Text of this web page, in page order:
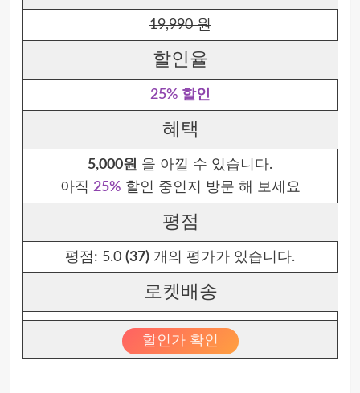
19,990 원
할인율
25% 할인
혜택
5,000원 을 아낄 수 있습니다.
아직 25% 할인 중인지 방문 해 보세요
평점
평점: 5.0 (37) 개의 평가가 있습니다.
로켓배송
할인가 확인